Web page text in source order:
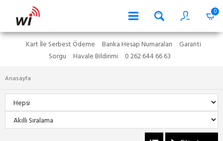
0
Kart İle Serbest Ödeme Banka Hesap Numaraları
Garanti
Sorgu
Havale Bildirimi 0 262 644 66 63
Anasayfa